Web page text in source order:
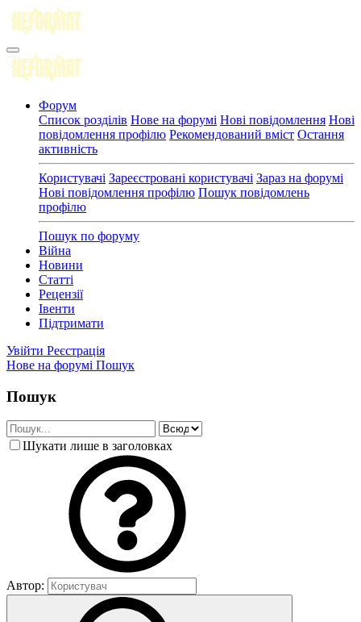
Форум
Список розділів Нове на форумі Нові повідомлення Нові
повідомлення профілю Рекомендований вміст Остання
активність
Користувачі Зареєстровані користувачі Зараз на форумі
Нові повідомлення профілю Пошук повідомлень
профілю
Пошук по форуму
Війна
Новини
Статті
Рецензії
Івенти
Підтримати
Увійти Реєстрація
Нове на форумі Пошук
Пошук
Шукати лише в заголовках
Автор: